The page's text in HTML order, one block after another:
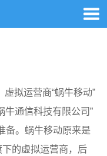
拟运营商“蜗牛移动”
牛通信科技有限公司”
备。蜗牛移动原来是
下的虚拟运营商，后